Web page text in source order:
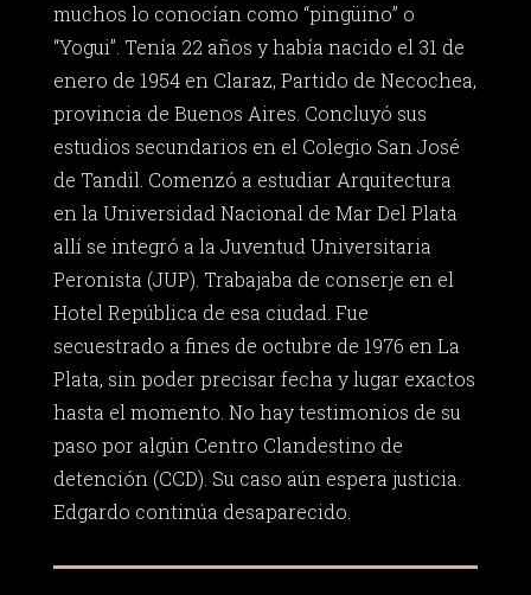
muchos lo conocían como “pingüino” o
“Yogui”. Tenía 22 años y había nacido el 31 de
enero de 1954 en Claraz, Partido de Necochea,
provincia de Buenos Aires. Concluyó sus
estudios secundarios en el Colegio San José
de Tandil. Comenzó a estudiar Arquitectura
en la Universidad Nacional de Mar Del Plata
allí se integró a la Juventud Universitaria
Peronista (JUP). Trabajaba de conserje en el
Hotel República de esa ciudad. Fue
secuestrado a fines de octubre de 1976 en La
Plata, sin poder precisar fecha y lugar exactos
hasta el momento. No hay testimonios de su
paso por algún Centro Clandestino de
detención (CCD). Su caso aún espera justicia.
Edgardo continúa desaparecido.